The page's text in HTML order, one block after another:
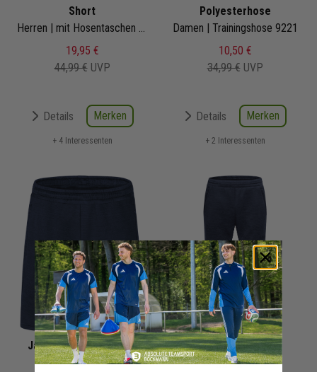
Short
Herren | mit Hosentaschen | 6221
19,95 €
44,99 € UVP
Details Merken
+ 4 Interessenten
Polyesterhose
Damen | Trainingshose 9221
10,50 €
34,99 € UVP
Details Merken
+ 2 Interessenten
Jako Challenge Woven
Short
Jako Challenge
Jogginghose